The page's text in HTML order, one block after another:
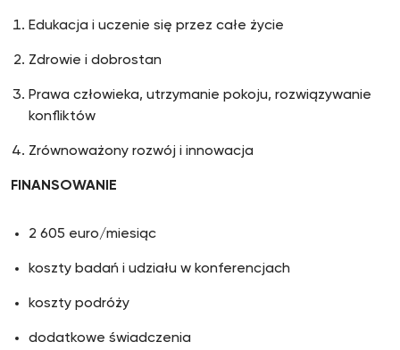
Edukacja i uczenie się przez całe życie
Zdrowie i dobrostan
Prawa człowieka, utrzymanie pokoju, rozwiązywanie
konfliktów
Zrównoważony rozwój i innowacja
FINANSOWANIE
2 605 euro/miesiąc
koszty badań i udziału w konferencjach
koszty podróży
dodatkowe świadczenia